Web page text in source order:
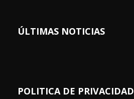
ÚLTIMAS NOTICIAS
POLITICA DE PRIVACIDAD